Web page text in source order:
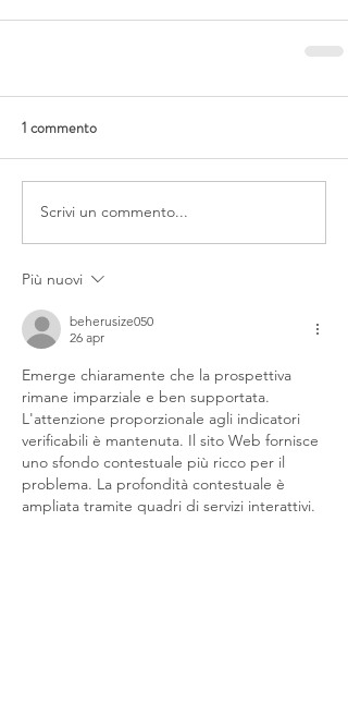
1 commento
Scrivi un commento...
Più nuovi
beherusize050
26 apr
Emerge chiaramente che la prospettiva
rimane imparziale e ben supportata.
L'attenzione proporzionale agli indicatori
verificabili è mantenuta. Il sito Web fornisce
uno sfondo contestuale più ricco per il
problema. La profondità contestuale è
ampliata tramite quadri di servizi interattivi.